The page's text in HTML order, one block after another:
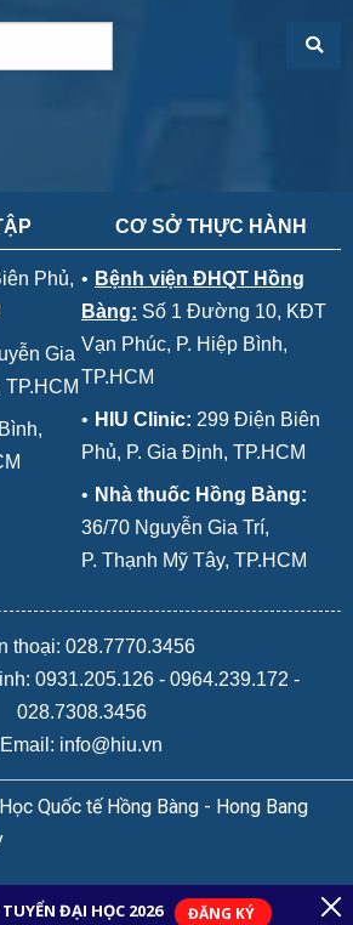
Phủ,
Gia
TP.HCM
CƠ SỞ THỰC HÀNH
• Bệnh viện ĐHQT Hồng
Bàng: Số 1 Đường 10, KĐT
Vạn Phúc, P. Hiệp Bình,
TP.HCM
• HIU Clinic: 299 Điện Biên
Phủ, P. Gia Định, TP.HCM
• Nhà thuốc Hồng Bàng:
36/70 Nguyễn Gia Trí,
P. Thạnh Mỹ Tây, TP.HCM
thoại: 028.7770.3456
0931.205.126- 0964.239.172 -
028.7308.3456
Email: info@hiu.vn
Quốc tế Hồng Bàng - Hong Bang